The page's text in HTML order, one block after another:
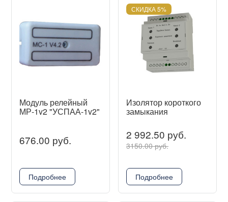
Модуль релейный
МР-1v2 "УСПАА-1v2"
676.00 руб.
Подробнее
СКИДКА 5%
Изолятор короткого
замыкания
2 992.50 руб.
3150.00 руб.
Подробнее